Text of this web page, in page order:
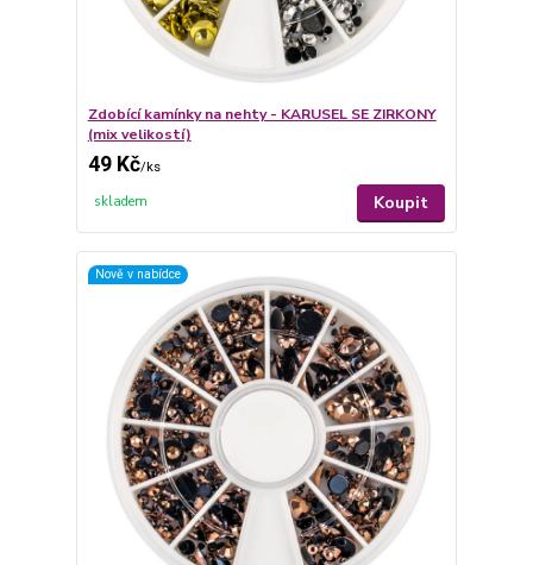
Zdobící kamínky na nehty - KARUSEL SE ZIRKONY
(mix velikostí)
49 Kč/ks
skladem Koupit
Nově v nabídce